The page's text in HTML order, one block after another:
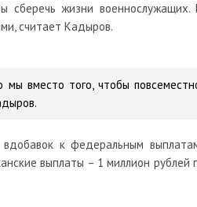
жизни военнослужащих.
считает Кадыров.
вместо того, чтобы
к федеральным
выплаты – 1 миллион рублей